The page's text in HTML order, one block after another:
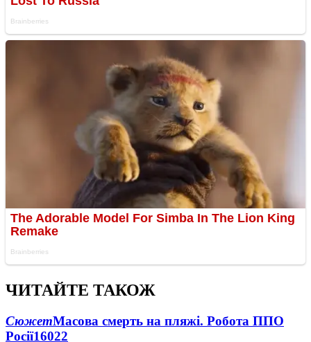
ЧИТАЙТЕ ТАКОЖ
СюжетМасова смерть на пляжі. Робота ППО
Росії16022